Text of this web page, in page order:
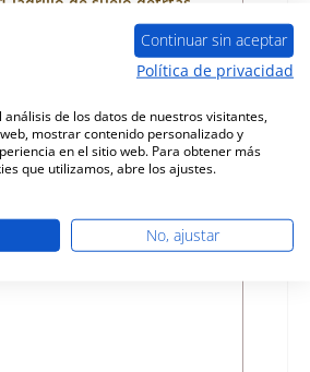
01020792
Precio normal:
17,84 €
plazo de entrega: 4-6 días
Continuar sin aceptar
Política de privacidad
de los datos de nuestros visitantes,
mostrar contenido personalizado y
en el sitio web. Para obtener más
que utilizamos, abre los ajustes.
No, ajustar